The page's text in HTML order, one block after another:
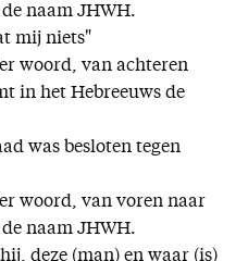
naam JHWH.
mij niets"
woord, van achteren
in het Hebreeuws de
was besloten tegen
woord, van voren naar
naam JHWH.
deze (man) en waar (is)